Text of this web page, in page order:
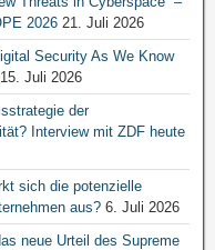
2026 21. Juli 2026
Security As We Know
15. Juli 2026
der
Interview mit ZDF heute
sich die potenzielle
aus? 6. Juli 2026
neue Urteil des Supreme